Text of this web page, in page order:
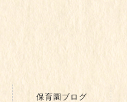
保育園ブログ